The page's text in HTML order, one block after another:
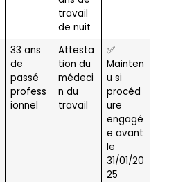
travail
de nuit
33 ans
de
passé
profess
ionnel
Attesta
tion du
médeci
n du
travail
✅
Mainten
u si
procéd
ure
engagé
e avant
le
31/01/20
25